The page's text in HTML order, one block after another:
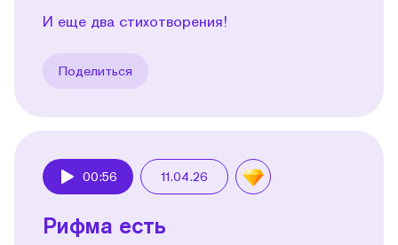
И еще два стихотворения!
Поделиться
00:56 11.04.26
Рифма есть